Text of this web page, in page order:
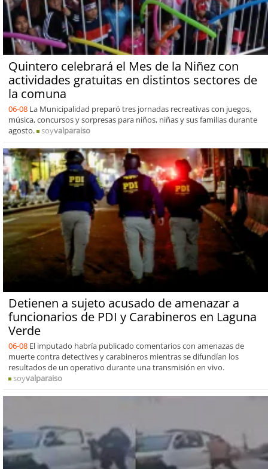
Quintero celebrará el Mes de la Niñez con
actividades gratuitas en distintos sectores de
la comuna
06-08 La Municipalidad preparó tres jornadas recreativas con juegos,
música, concursos y sorpresas para niños, niñas y sus familias durante
agosto.
soyvalparaiso
Detienen a sujeto acusado de amenazar a
funcionarios de PDI y Carabineros en Laguna
Verde
06-08 El imputado habría publicado comentarios con amenazas de
muerte contra detectives y carabineros mientras se difundían los
resultados de un operativo durante una transmisión en vivo.
soyvalparaiso